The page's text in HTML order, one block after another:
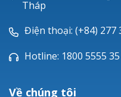
Ticarlinat®
Zobacta®
Bacsulfo®
Tháp
Điện thoại: (+84) 277
Hotline: 1800 5555 35
Về chúng tôi